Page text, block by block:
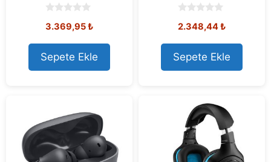
o
t
o
f
5
3.369,95₺
Sepete Ekle
o
t
o
f
5
2.348,44₺
Sepete Ekle